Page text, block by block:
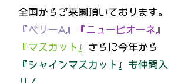
全国からご来園頂いております。
『ベリーA』
『ニューピオーネ』
『マスカット』 さらに今年から
『シャインマスカット』も仲間入